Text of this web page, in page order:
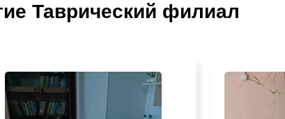
Таврический филиал